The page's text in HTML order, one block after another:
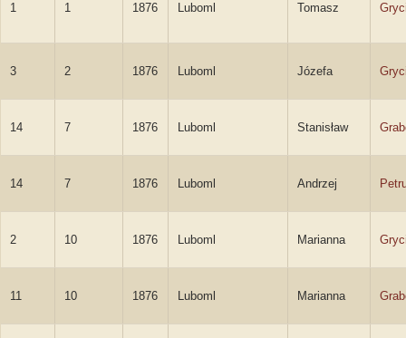
1 1 1876 Luboml Tomasz
3 2 1876 Luboml Józefa
14 7 1876 Luboml Stanisław
14 7 1876 Luboml Andrzej
2 10 1876 Luboml Marianna
11 10 1876 Luboml Marianna